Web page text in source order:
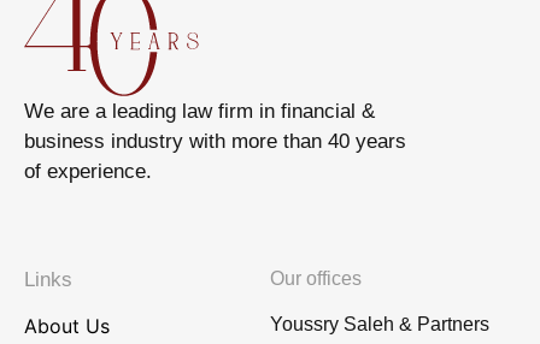
We are a leading law firm in financial &
business industry with more than 40 years
of experience.
Links
About Us
Our offices
Youssry Saleh & Partners